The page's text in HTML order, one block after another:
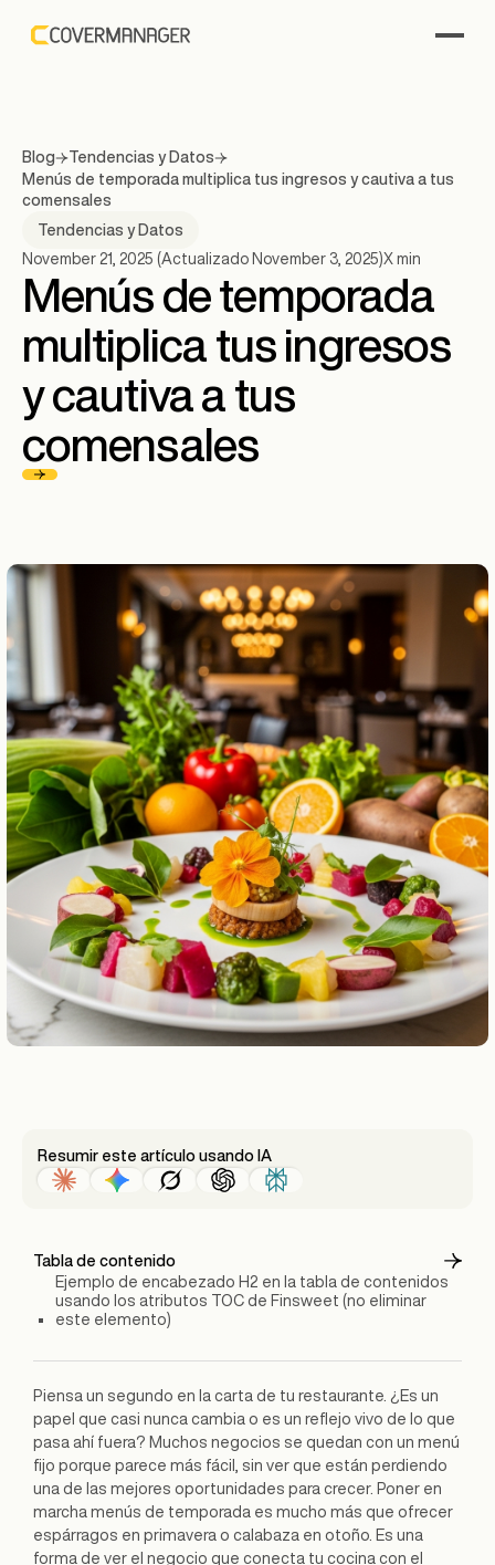
Blog
Tendencias y Datos
Menús de temporada multiplica tus ingresos y cautiva a tus
comensales
Tendencias y Datos
November 21, 2025 (Actualizado November 3, 2025)X min
Menús de temporada
multiplica tus ingresos
y cautiva a tus
comensales
Resumir este artículo usando IA
Tabla de contenido
Ejemplo de encabezado H2 en la tabla de contenidos
usando los atributos TOC de Finsweet (no eliminar
este elemento)
Piensa un segundo en la carta de tu restaurante. ¿Es un
papel que casi nunca cambia o es un reflejo vivo de lo que
pasa ahí fuera? Muchos negocios se quedan con un menú
fijo porque parece más fácil, sin ver que están perdiendo
una de las mejores oportunidades para crecer. Poner en
marcha menús de temporada es mucho más que ofrecer
espárragos en primavera o calabaza en otoño. Es una
forma de ver el negocio que conecta tu cocina con el